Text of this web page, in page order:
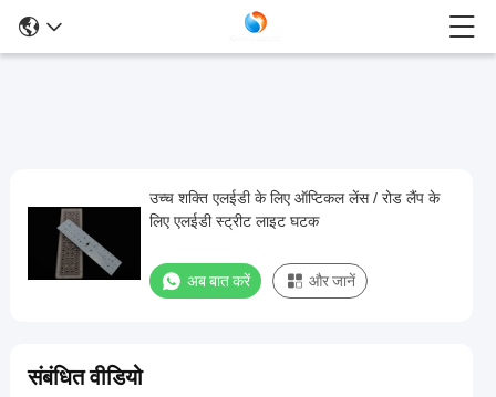
उच्च
शक्ति
एलईडी
ऑप्टिकल
लेंस
उच्च शक्ति एलईडी के लिए ऑप्टिकल लेंस / रोड लैंप के
लिए एलईडी स्ट्रीट लाइट घटक
अब बात करें और जानें
संबंधित वीडियो